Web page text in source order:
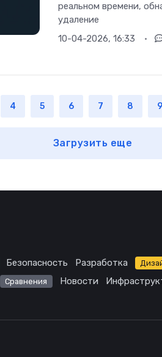
реальном времени,
удаление
10-04-2026, 16:33
4 5 6 7 8 9
Загрузить еще
Безопасность Разработка
Сравнения Новости